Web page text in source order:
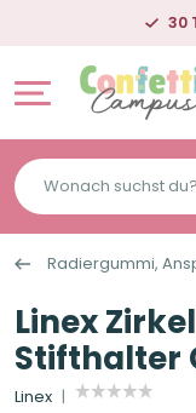
30
Wonach
suchst
du?
Radiergummi,
Linex
Stifthalter
Linex